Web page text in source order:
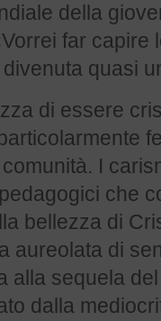
della
far capire
quasi
di essere
I
che
bellezza di
aureolata di
alla sequela
dalla